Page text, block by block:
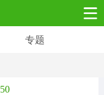
安卓游戏
专题